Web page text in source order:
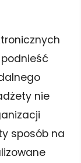
nie
sposób na